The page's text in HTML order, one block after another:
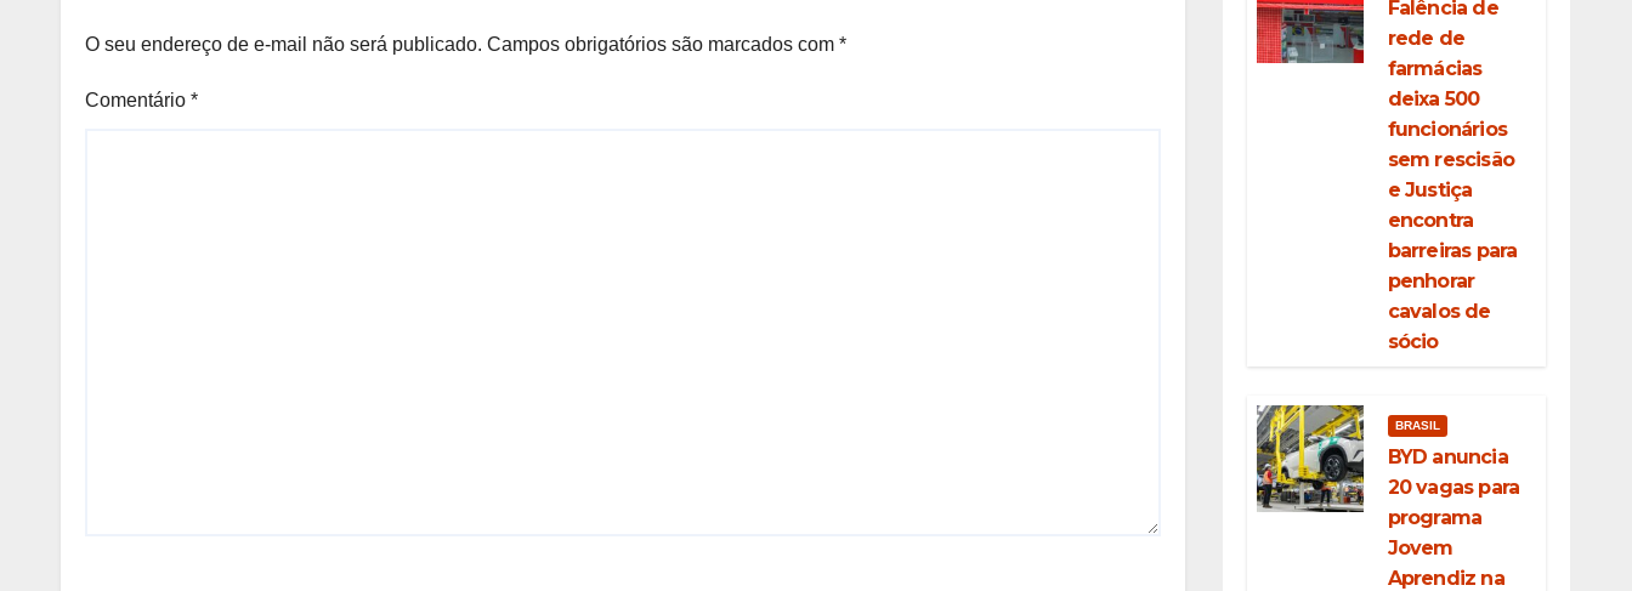
O seu endereço de e-mail não será publicado. Campos obrigatórios são marcados com *
Comentário *
Falência de
rede de
farmácias
deixa 500
funcionários
sem rescisão
e Justiça
encontra
barreiras para
penhorar
cavalos de
sócio
BRASIL
BYD anuncia
20 vagas para
programa
Jovem
Aprendiz na